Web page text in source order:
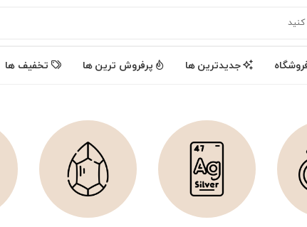
جدیدترین ها پرفروش ترین ها تخفیف ها